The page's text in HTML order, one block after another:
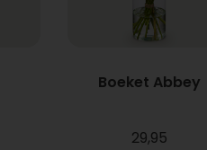
Boeket Abbey
29,95